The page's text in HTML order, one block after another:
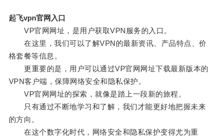
起飞vpn官网入口
VP官网网址，是用户获取VPN服务的入口。
在这里，我们可以了解VPN的最新资讯、产品特点、价
格套餐等信息。
更重要的是，用户可以通过VP官网网址下载最新版本的
VPN客户端，保障网络安全和隐私保护。
VP官网网址的探索，就像是踏上一段新的旅程。
只有通过不断地学习和了解，我们才能更好地把握未来
的方向。
在这个数字化时代，网络安全和隐私保护变得尤为重